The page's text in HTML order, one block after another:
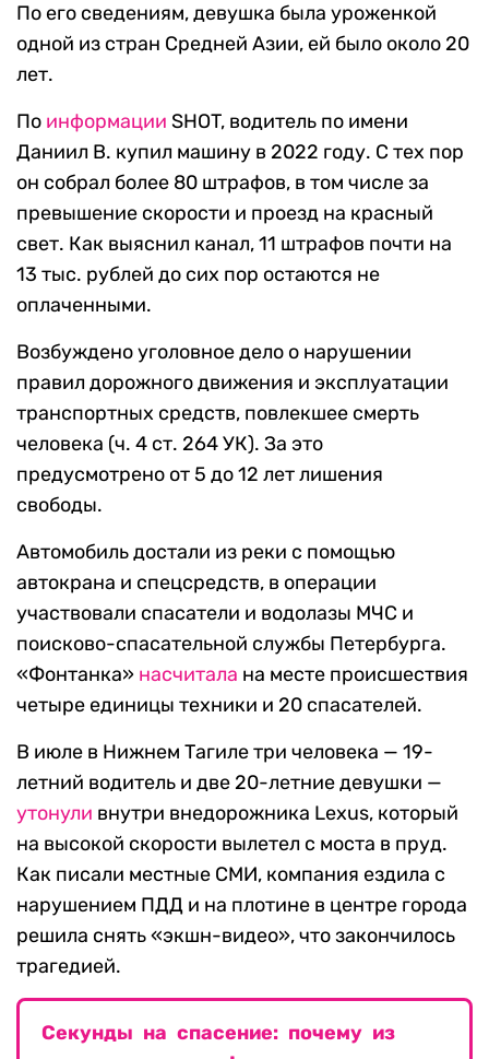
По его сведениям, девушка была уроженкой
одной из стран Средней Азии, ей было около 20
лет.
По информации SHOT, водитель по имени
Даниил В. купил машину в 2022 году. С тех пор
он собрал более 80 штрафов, в том числе за
превышение скорости и проезд на красный
свет. Как выяснил канал, 11 штрафов почти на
13 тыс. рублей до сих пор остаются не
оплаченными.
Возбуждено уголовное дело о нарушении
правил дорожного движения и эксплуатации
транспортных средств, повлекшее смерть
человека (ч. 4 ст. 264 УК). За это
предусмотрено от 5 до 12 лет лишения
свободы.
Автомобиль достали из реки с помощью
автокрана и спецсредств, в операции
участвовали спасатели и водолазы МЧС и
поисково-спасательной службы Петербурга.
«Фонтанка» насчитала на месте происшествия
четыре единицы техники и 20 спасателей.
В июле в Нижнем Тагиле три человека — 19-
летний водитель и две 20-летние девушки —
утонули внутри внедорожника Lexus, который
на высокой скорости вылетел с моста в пруд.
Как писали местные СМИ, компания ездила с
нарушением ПДД и на плотине в центре города
решила снять «экшн-видео», что закончилось
трагедией.
Секунды на спасение: почему из